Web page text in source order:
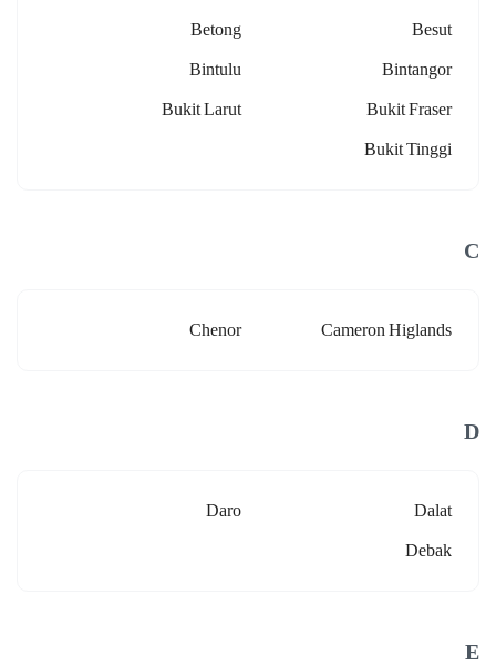
Besut
Betong
Bintangor
Bintulu
Bukit Fraser
Bukit Larut
Bukit Tinggi
C
Cameron Higlands
Chenor
D
Dalat
Daro
Debak
E